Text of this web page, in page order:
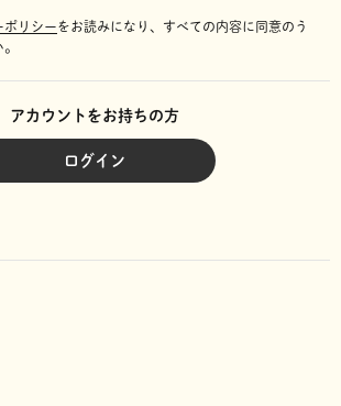
ポリシーをお読みになり、 すべての内容に同意のう
アカウントをお持ちの方
ログイン